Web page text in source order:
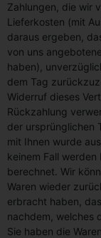
Zahlungen, die wir
Lieferkosten (mit
daraus ergeben,
von uns
haben),
dem Tag
Widerruf dieses
Rückzahlung
der ursprünglichen
mit Ihnen wurde
keinem Fall
berechnet. Wir
Waren wieder
erbracht haben,
nachdem, welches
Sie haben die